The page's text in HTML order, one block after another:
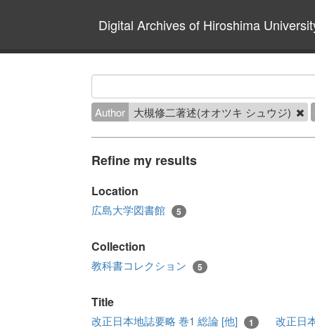
Digital Archives of Hiroshima
Author 大槻修二著述(オオツキ シュウジ)
Refine my results
Location
広島大学図書館 5
Collection
教科書コレクション 5
Title
改正日本地誌要略 巻1 総論 [他] 1
改正日